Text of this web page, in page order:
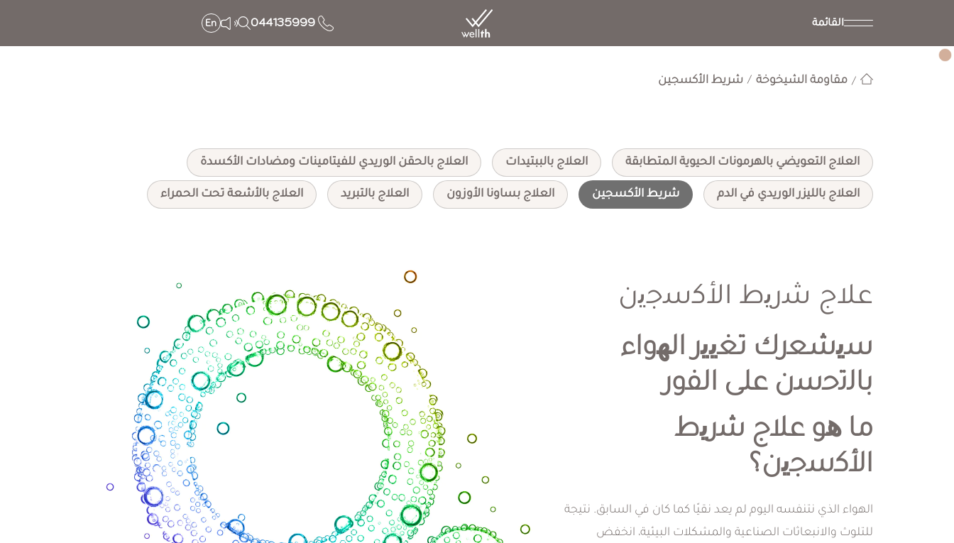
القائمة 044135999
En
مقاومة الشيخوخة شريط الأكسجين
العلاج التعويضي بالهرمونات الحيوية المتطابقة العلاج بالببتيدات العلاج بالحقن الوريدي للفيتامينات ومضادات الأكسدة
العلاج بالليزر الوريدي في الدم شريط الأكسجين العلاج بساونا الأوزون العلاج بالتبريد العلاج بالأشعة تحت الحمراء
ﻋﻼج ﺷرﯾط اﻷﻛﺳﺟﯾن
ﺳﯾﺷﻌرك ﺗﻐﯾﯾر اﻟﮭواء
ﺑﺎﻟﺗﺣﺳن ﻋﻠﻰ اﻟﻔور
ﻣﺎ ھو ﻋﻼج ﺷرﯾط
اﻷﻛﺳﺟﯾن؟
الهواء الذي نتنفسه اليوم لم يعد نقيًا كما كان في السابق. نتيجة
للتلوث والانبعاثات الصناعية والمشكلات البيئية، انخفض